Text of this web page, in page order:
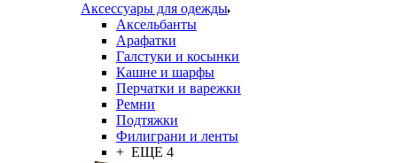
Аксессуары для одежды
Аксельбанты
Арафатки
Галстуки и косынки
Кашне и шарфы
Перчатки и варежки
Ремни
Подтяжки
Филиграни и ленты
+ ЕЩЕ 4